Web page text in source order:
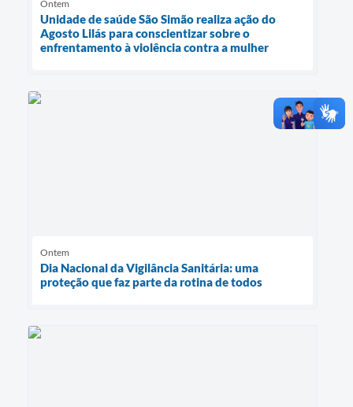
Ontem
Unidade de saúde São Simão realiza ação do
Agosto Lilás para conscientizar sobre o
enfrentamento à violência contra a mulher
Ontem
Dia Nacional da Vigilância Sanitária: uma
proteção que faz parte da rotina de todos